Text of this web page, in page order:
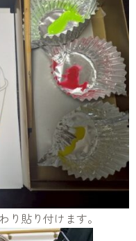
り貼り付けます。